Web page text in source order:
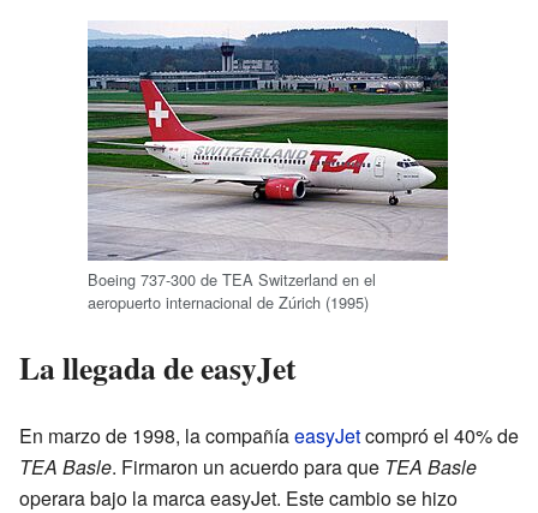
Boeing 737-300 de TEA Switzerland en el
aeropuerto internacional de Zúrich (1995)
La llegada de easyJet
En marzo de 1998, la compañíaeasyJetcompró el 40% de
TEA Basle. Firmaron un acuerdo para que TEA Basle
operara bajo la marca easyJet. Este cambio se hizo